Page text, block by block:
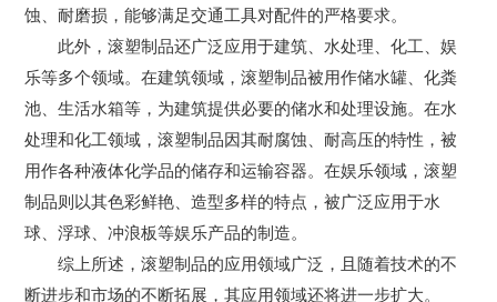
蚀、耐磨损，能够满足交通工具对配件的严格要求。
此外，滚塑制品还广泛应用于建筑、水处理、化工、娱
乐等多个领域。在建筑领域，滚塑制品被用作储水罐、化粪
池、生活水箱等，为建筑提供必要的储水和处理设施。在水
处理和化工领域，滚塑制品因其耐腐蚀、耐高压的特性，被
用作各种液体化学品的储存和运输容器。在娱乐领域，滚塑
制品则以其色彩鲜艳、造型多样的特点，被广泛应用于水
球、浮球、冲浪板等娱乐产品的制造。
综上所述，滚塑制品的应用领域广泛，且随着技术的不
断进步和市场的不断拓展，其应用领域还将进一步扩大。